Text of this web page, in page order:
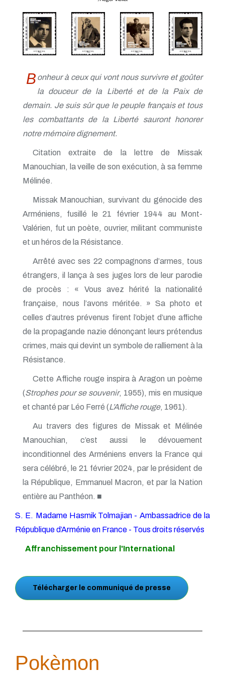
B onheur à ceux qui vont nous survivre et goûter
la douceur de la Liberté et de la Paix de
demain. Je suis sûr que le peuple français et tous
les combattants de la Liberté sauront honorer
notre mémoire dignement.
Citation extraite de la lettre de Missak
Manouchian, la veille de son exécution, à sa femme
Mélinée.
Missak Manouchian, survivant du génocide des
Arméniens, fusillé le 21 février 1944 au Mont-
Valérien, fut un poète, ouvrier, militant communiste
et un héros de la Résistance.
Arrêté avec ses 22 compagnons d’armes, tous
étrangers, il lança à ses juges lors de leur parodie
de procès : « Vous avez hérité la nationalité
française, nous l’avons méritée. » Sa photo et
celles d’autres prévenus firent l’objet d’une affiche
de la propagande nazie dénonçant leurs prétendus
crimes, mais qui devint un symbole de ralliement à la
Résistance.
Cette Affiche rouge inspira à Aragon un poème
(Strophes pour se souvenir, 1955), mis en musique
et chanté par Léo Ferré (L’Affiche rouge, 1961).
Au travers des figures de Missak et Mélinée
Manouchian, c’est aussi le dévouement
inconditionnel des Arméniens envers la France qui
sera célébré, le 21 février 2024, par le président de
la République, Emmanuel Macron, et par la Nation
entière au Panthéon. ■
S. E. Madame Hasmik Tolmajian - Ambassadrice de la
République d’Arménie en France - Tous droits réservés
Affranchissement pour l'International
Télécharger le communiqué de presse
Pokèmon